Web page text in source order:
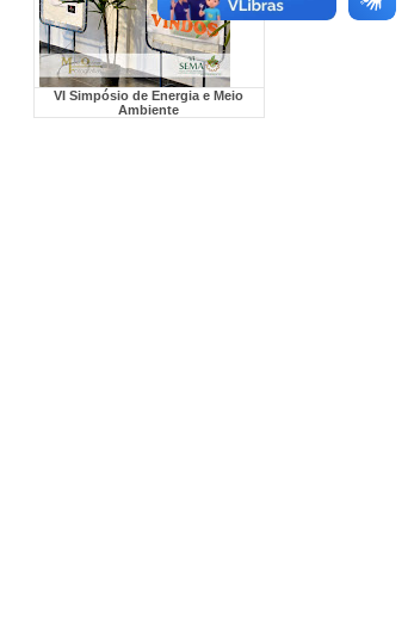
VI Simpósio de Energia e Meio
Ambiente